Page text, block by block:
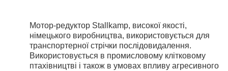
Мотор-редуктор Stallkamp, високої якості,
німецького виробництва, використовується для
транспортерної стрічки послідовидалення.
Використовується в промисловому клітковому
птахівництві і також в умовах впливу агресивного